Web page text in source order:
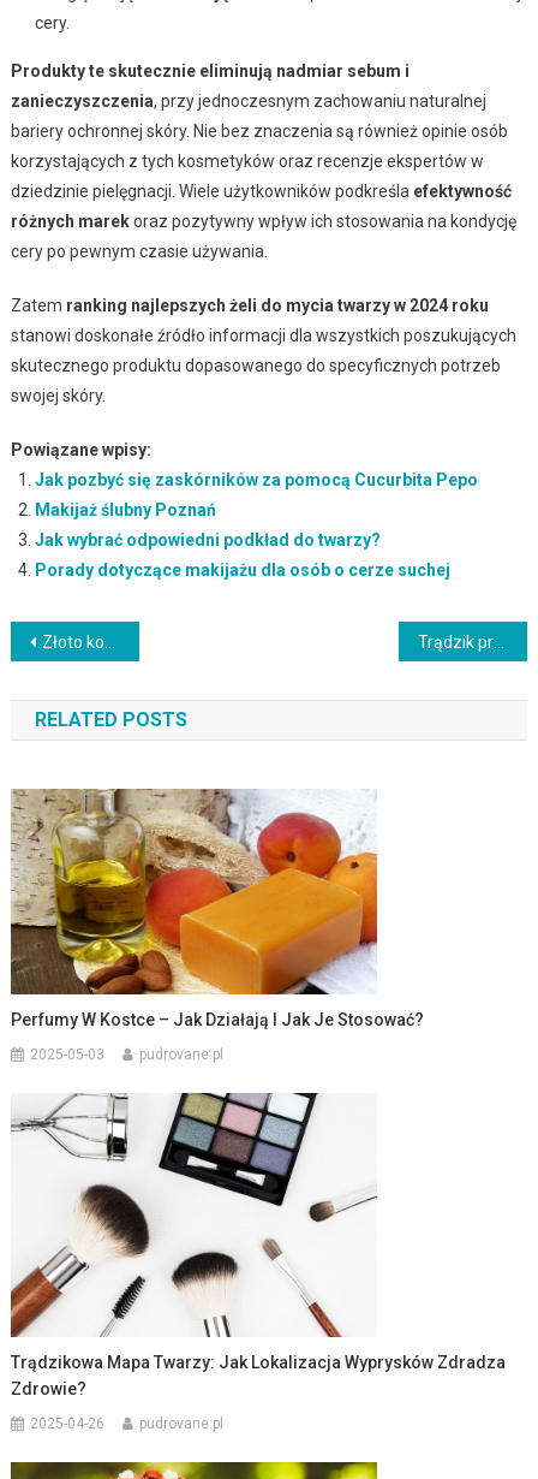
cery.
Produkty te skutecznie eliminują nadmiar sebum i
zanieczyszczenia, przy jednoczesnym zachowaniu naturalnej
bariery ochronnej skóry. Nie bez znaczenia są również opinie osób
korzystających z tych kosmetyków oraz recenzje ekspertów w
dziedzinie pielęgnacji. Wiele użytkowników podkreśla efektywność
różnych marekoraz pozytywny wpływ ich stosowania na kondycję
cery po pewnym czasie używania.
Zatem ranking najlepszych żeli do mycia twarzy w 2024 roku
stanowi doskonałe źródło informacji dla wszystkich poszukujących
skutecznego produktu dopasowanego do specyficznych potrzeb
swojej skóry.
Powiązane wpisy:
Jak pozbyć się zaskórników za pomocą Cucurbita Pepo
Makijaż ślubny Poznań
Jak wybrać odpowiedni podkład do twarzy?
Porady dotyczące makijażu dla osób o cerze suchej
Nawigacja
wpisu
Złoto kosmetyczne – prozdrowotne właściwości i zastosowanie w pielęgnacji Trądzik przed okresem – przyczyny, objawy i skuteczna pielęgnacja
RELATED POSTS
Perfumy W Kostce – Jak Działają I Jak Je Stosować?
2025-05-03 pudrovane.pl
Trądzikowa Mapa Twarzy: Jak Lokalizacja Wyprysków Zdradza
Zdrowie?
2025-04-26 pudrovane.pl